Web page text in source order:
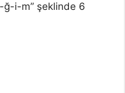
i-m” şeklinde 6